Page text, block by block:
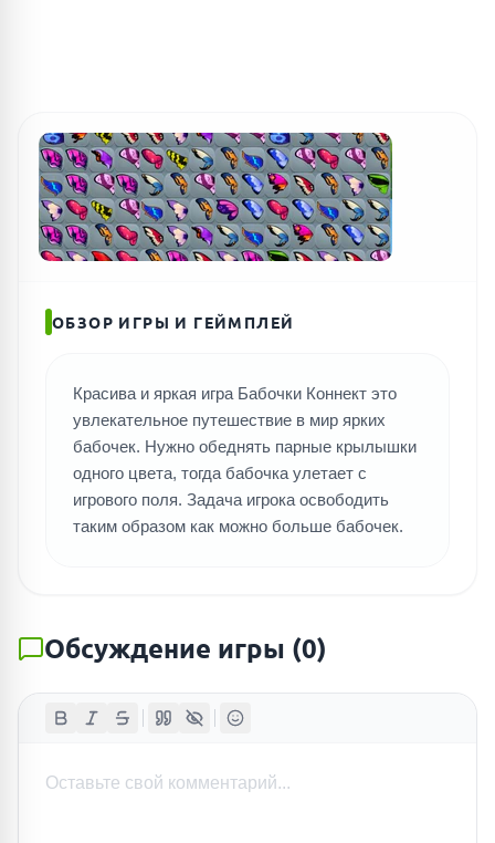
ОБЗОР ИГРЫ И ГЕЙМПЛЕЙ
Красива и яркая игра Бабочки Коннект это
увлекательное путешествие в мир ярких
бабочек. Нужно обеднять парные крылышки
одного цвета, тогда бабочка улетает с
игрового поля. Задача игрока освободить
таким образом как можно больше бабочек.
Обсуждение игры (0)